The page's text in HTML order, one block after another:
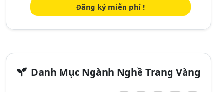
Đăng ký miễn phí !
Danh Mục Ngành Nghề Trang Vàng